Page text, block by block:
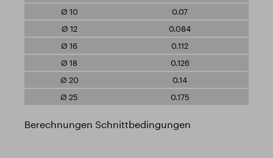
0.07
0.084
0.112
0.126
0.14
0.175
Berechnungen Schnittbedingungen